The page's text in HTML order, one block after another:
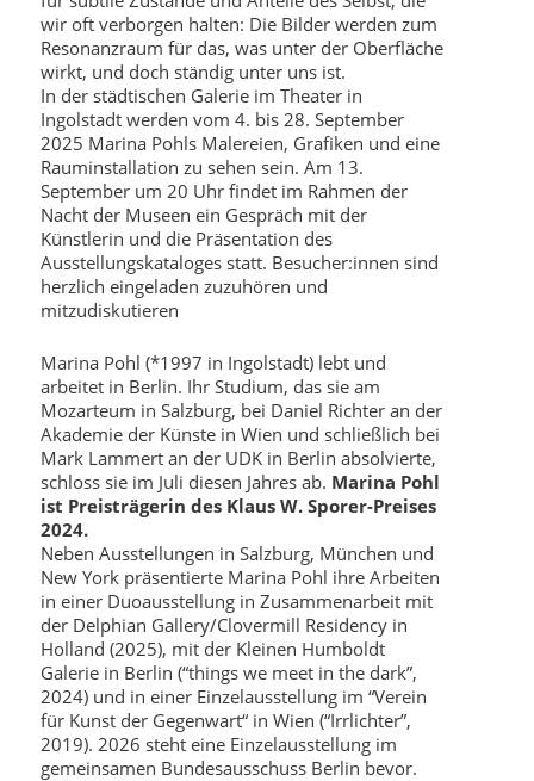
wir oft verborgen halten: Die Bilder werden zum
Resonanzraum für das, was unter der Oberfläche
wirkt, und doch ständig unter uns ist.
In der städtischen Galerie im Theater in
Ingolstadt werden vom 4. bis 28. September
2025 Marina Pohls Malereien, Grafiken und eine
Rauminstallation zu sehen sein. Am 13.
September um 20 Uhr findet im Rahmen der
Nacht der Museen ein Gespräch mit der
Künstlerin und die Präsentation des
Ausstellungskataloges statt. Besucher:innen sind
herzlich eingeladen zuzuhören und
mitzudiskutieren
Marina Pohl (*1997 in Ingolstadt) lebt und
arbeitet in Berlin. Ihr Studium, das sie am
Mozarteum in Salzburg, bei Daniel Richter an der
Akademie der Künste in Wien und schließlich bei
Mark Lammert an der UDK in Berlin absolvierte,
schloss sie im Juli diesen Jahres ab. Marina Pohl
ist Preisträgerin des Klaus W. Sporer-Preises
2024.
Neben Ausstellungen in Salzburg, München und
New York präsentierte Marina Pohl ihre Arbeiten
in einer Duoausstellung in Zusammenarbeit mit
der Delphian Gallery/Clovermill Residency in
Holland (2025), mit der Kleinen Humboldt
Galerie in Berlin (“things we meet in the dark”,
2024) und in einer Einzelausstellung im “Verein
für Kunst der Gegenwart“ in Wien (“Irrlichter”,
2019). 2026 steht eine Einzelausstellung im
gemeinsamen Bundesausschuss Berlin bevor.